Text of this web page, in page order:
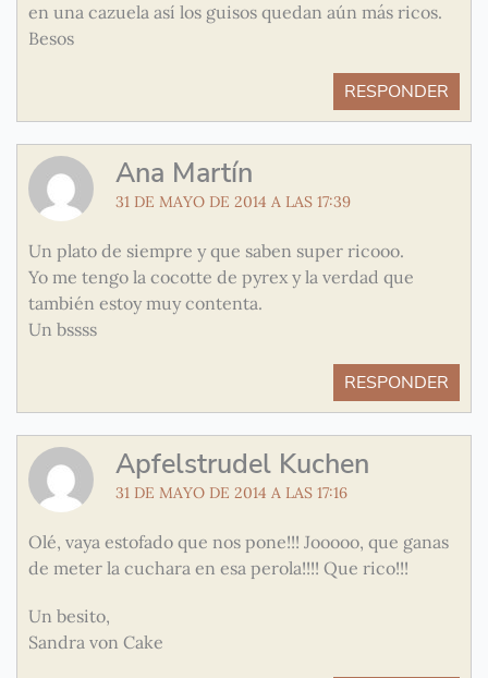
en una cazuela así los guisos quedan aún más ricos.
Besos
RESPONDER
Ana Martín
31 DE MAYO DE 2014 A LAS 17:39
Un plato de siempre y que saben super ricooo.
Yo me tengo la cocotte de pyrex y la verdad que
también estoy muy contenta.
Un bssss
RESPONDER
Apfelstrudel Kuchen
31 DE MAYO DE 2014 A LAS 17:16
Olé, vaya estofado que nos pone!!! Jooooo, que ganas
de meter la cuchara en esa perola!!!! Que rico!!!
Un besito,
Sandra von Cake